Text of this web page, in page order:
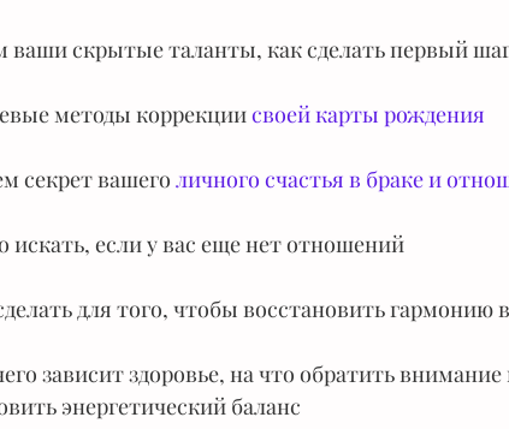
ваши скрытые таланты, как сделать первый
методы коррекции своей карты рождения
секрет вашего личного счастья в браке и
искать, если у вас еще нет отношений
для того, чтобы восстановить
зависит здоровье, на что обратить
энергетический баланс